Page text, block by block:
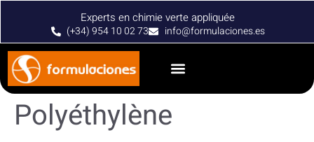
Experts en chimie verte appliquée
(+34) 954 10 02 73 info@formulaciones.es
Polyéthylène